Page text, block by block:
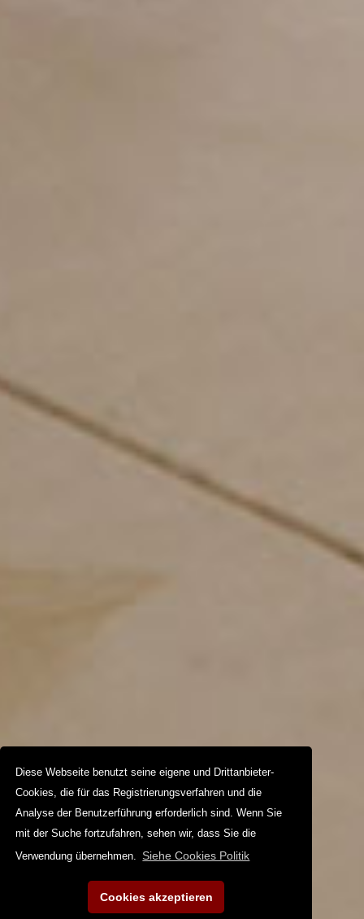
Diese Webseite benutzt seine eigene und Drittanbieter-
Cookies, die für das Registrierungsverfahren und die
Analyse der Benutzerführung erforderlich sind. Wenn Sie
mit der Suche fortzufahren, sehen wir, dass Sie die
Verwendung übernehmen. Siehe Cookies Politik
Cookies akzeptieren